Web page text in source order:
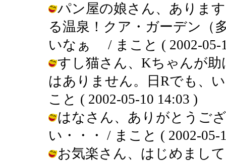
パン屋の娘さん、ありま
る温泉！クア・ガーデン（
いなぁ / まこと ( 2002-05-
すし猫さん、Kちゃんが
はありません。日Rでも、
こと ( 2002-05-10 14:03 )
はなさん、ありがとうご
い・・・ / まこと ( 2002-05-
お気楽さん、はじめまし